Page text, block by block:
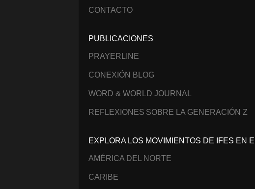
CONTACTO
PUBLICACIONES
PRAYERLINE
CONEXIÓN BLOG
WORD & WORLD JOURNAL
REFLEXIONES SOBRE LA GENERACIÓN Z
EXPLORA LOS MOVIMIENTOS DE IFES EN
AMÉRICA DEL NORTE
CARIBE